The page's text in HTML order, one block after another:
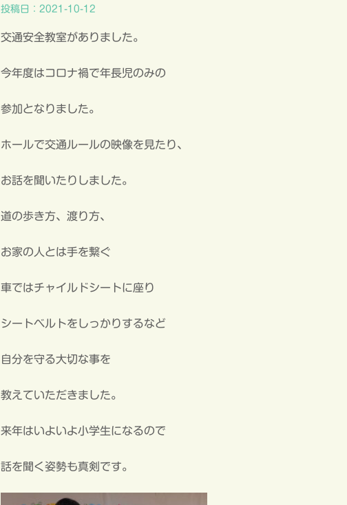
投稿日：2021-10-12
交通安全教室がありました。
今年度はコロナ禍で年長児のみの
参加となりました。
ホールで交通ルールの映像を見たり、
お話を聞いたりしました。
道の歩き方、渡り方、
お家の人とは手を繋ぐ
車ではチャイルドシートに座り
シートベルトをしっかりするなど
自分を守る大切な事を
教えていただきました。
来年はいよいよ小学生になるので
話を聞く姿勢も真剣です。